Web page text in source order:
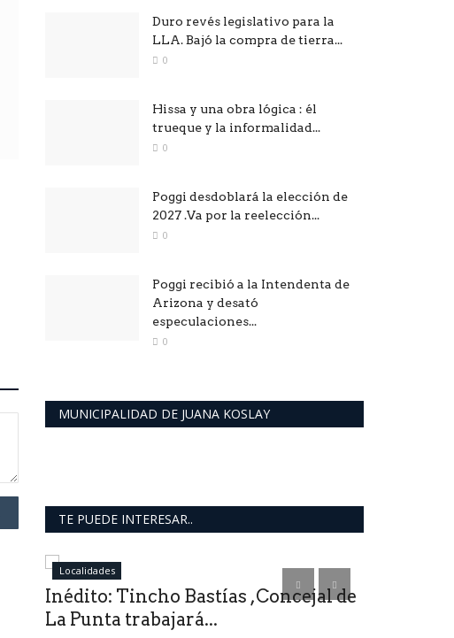
Duro revés legislativo para la
LLA. Bajó la compra de tierra...
0
Hissa y una obra lógica : él
trueque y la informalidad...
0
Poggi desdoblará la elección de
2027 .Va por la reelección...
0
Poggi recibió a la Intendenta de
Arizona y desató
especulaciones...
0
MUNICIPALIDAD DE JUANA KOSLAY
TE PUEDE INTERESAR..
Localidades
Inédito: Tincho Bastías ,Concejal de
La Punta trabajará...